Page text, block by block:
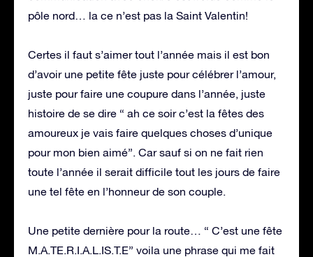
pôle nord… la ce n’est pas la Saint Valentin!
Certes il faut s’aimer tout l’année mais il est bon
d’avoir une petite fête juste pour célébrer l’amour,
juste pour faire une coupure dans l’année, juste
histoire de se dire “ ah ce soir c’est la fêtes des
amoureux je vais faire quelques choses d’unique
pour mon bien aimé”. Car sauf si on ne fait rien
toute l’année il serait difficile tout les jours de faire
une tel fête en l’honneur de son couple.
Une petite dernière pour la route… “ C’est une fête
M.A.TE.R.I.A.L.IS.T.E” voila une phrase qui me fait